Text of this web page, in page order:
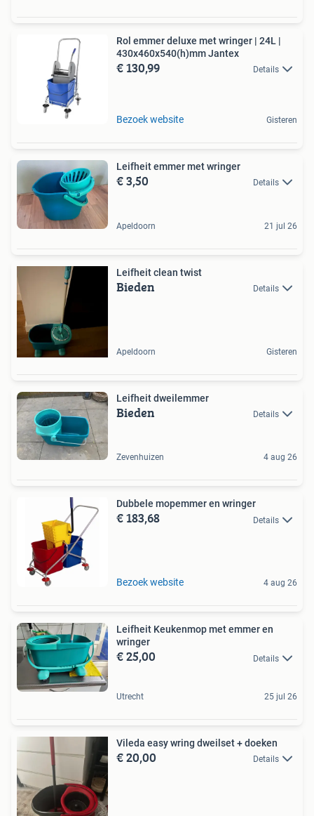
Rol emmer deluxe met wringer | 24L |
430x460x540(h)mm Jantex
€ 130,99 Details
Bezoek website Gisteren
Leifheit emmer met wringer
€ 3,50 Details
Apeldoorn 21 jul 26
Leifheit clean twist
Bieden Details
Apeldoorn Gisteren
Leifheit dweilemmer
Bieden Details
Zevenhuizen 4 aug 26
Dubbele mopemmer en wringer
€ 183,68 Details
Bezoek website 4 aug 26
Leifheit Keukenmop met emmer en
wringer
€ 25,00 Details
Utrecht 25 jul 26
Vileda easy wring dweilset + doeken
€ 20,00 Details